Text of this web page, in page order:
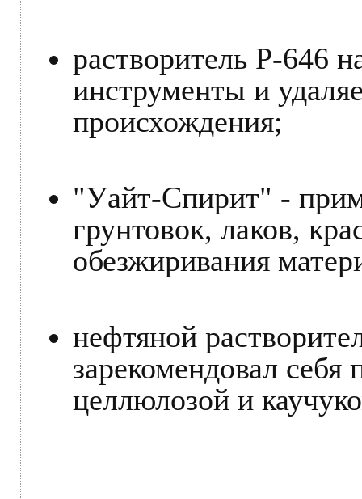
растворитель Р-646
инструменты и
происхождения;
"Уайт-Спирит" -
грунтовок, лаков,
обезжиривания
нефтяной
зарекомендовал
целлюлозой и